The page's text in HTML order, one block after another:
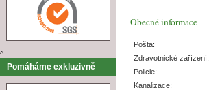
^
Pomáháme exkluzivně
Obecné informace
Pošta:
Zdravotnické zařízení:
Policie:
Kanalizace: